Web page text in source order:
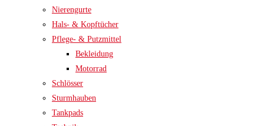
Nierengurte
Hals- & Kopftücher
Pflege- & Putzmittel
Bekleidung
Motorrad
Schlösser
Sturmhauben
Tankpads